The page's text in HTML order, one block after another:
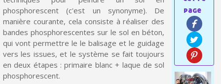
10€ de bon d'achat pour chaque parrainage
Inscription à la newsletter : 5€ de réduction
Livraison sous 24 h en France Métropolitaine
Livraison offerte en France métropolitaine pour 250€ d'achats
Paiement en 4x sans frais dès 30€ d'achats
phosphorescent (c'est un synonyme). De
manière courante, cela consiste à réaliser des
bandes phosphorescentes sur le sol en béton,
qui vont permettre le le balisage et le guidage
vers les issues, et le système se fait toujours
en deux étapes : primaire blanc + laque de sol
phosphorescent.